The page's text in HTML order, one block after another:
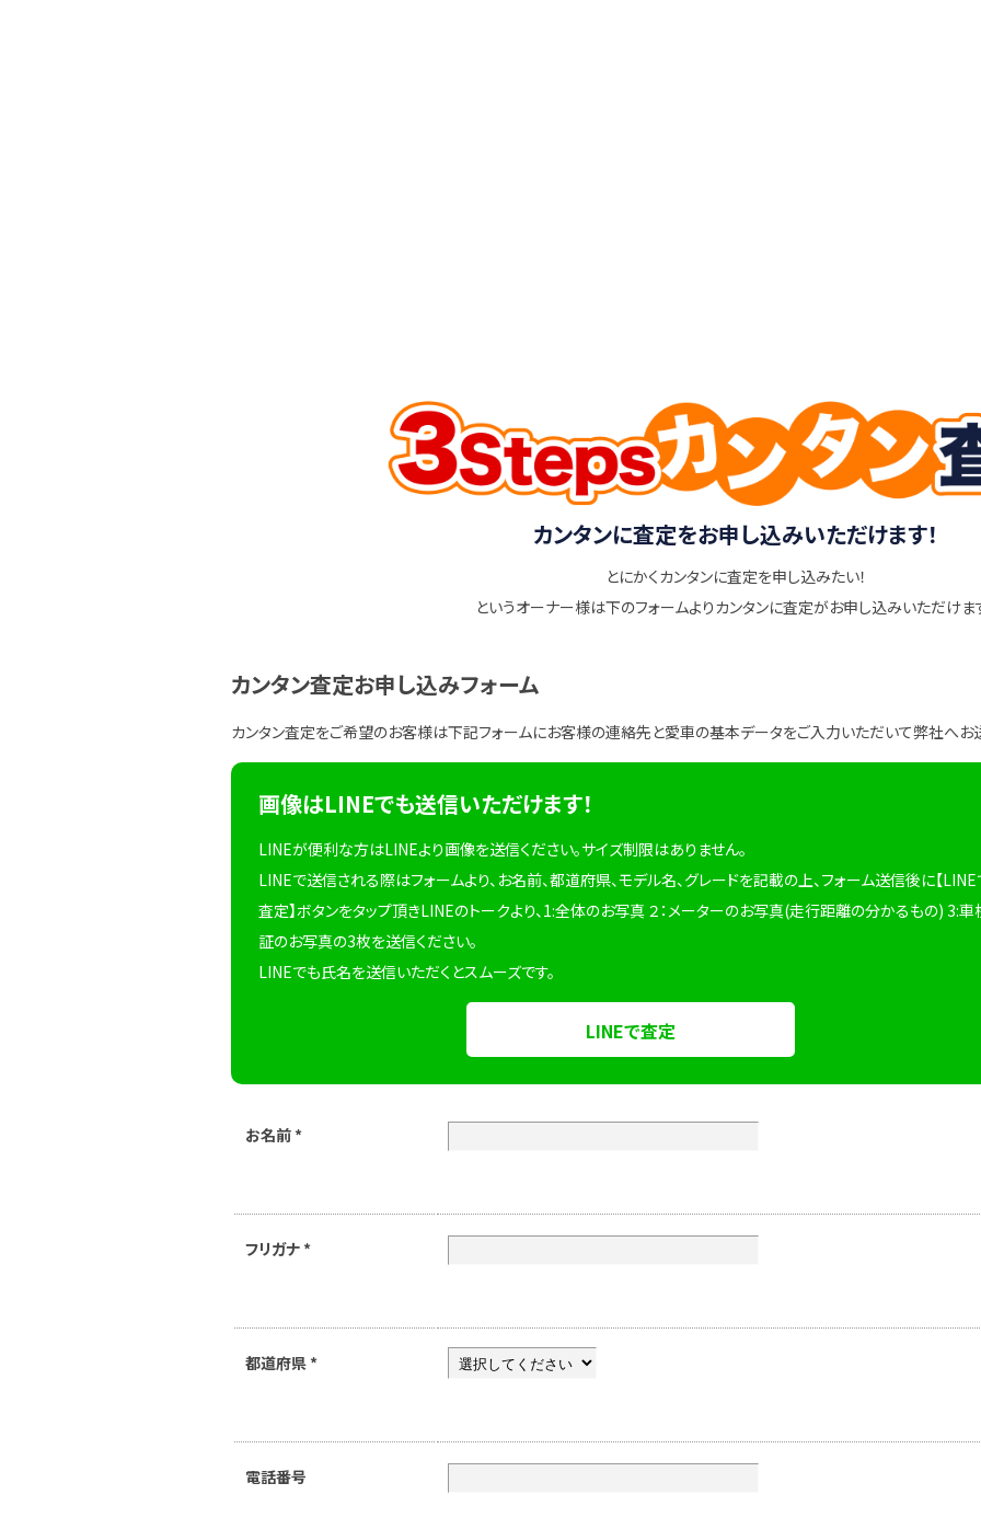
カンタンに査定をお申し込みいただけます！
とにかくカンタンに査定を申し込みたい！
というオーナー様は下のフォームよりカンタンに査定がお申し込みいただけま
カンタン査定お申し込みフォーム
カンタン査定をご希望のお客様は下記フォームにお客様の連絡先と愛車の基本データをご入力いただいて弊社へお
画像はLINEでも送信いただけます！
LINEが便利な方はLINEより画像を送信ください。サイズ制限はありません。
LINEで送信される際はフォームより、お名前、都道府県、モデル名、グレードを記載の上、フォーム送信後に【LINE
査定】ボタンをタップ頂きLINEのトークより、1:全体のお写真 ２：メーターのお写真(走行距離の分かるもの) 3:車
証のお写真の3枚を送信ください。
LINEでも氏名を送信いただくとスムーズです。
LINEで査定
お名前 *
フリガナ *
都道府県 *
電話番号